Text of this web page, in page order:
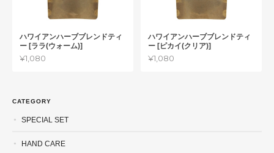
ハワイアンハーブブレンドティ
ー [ララ(ウォーム)]
¥1,080
ハワイアンハーブブレンドティ
ー [ピカイ(クリア)]
¥1,080
CATEGORY
SPECIAL SET
HAND CARE